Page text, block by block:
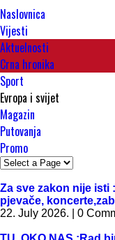
Naslovnica
Vijesti
Aktuelnosti
Crna hronika
Sport
Evropa i svijet
Magazin
Putovanja
Promo
Za sve zakon nije
pjevače,
22. July 2026. | 0